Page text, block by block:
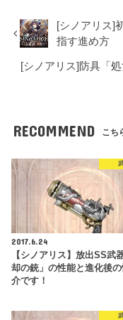
[シノアリス]
指す進め方
[シノアリス]防具「
RECOMMEND こち
2017.6.24
【シノアリス】放出SS武
却の銃」の性能と進化後
介です！